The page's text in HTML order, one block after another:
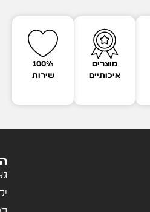
מוצרים
איכותיים
100%
שירות